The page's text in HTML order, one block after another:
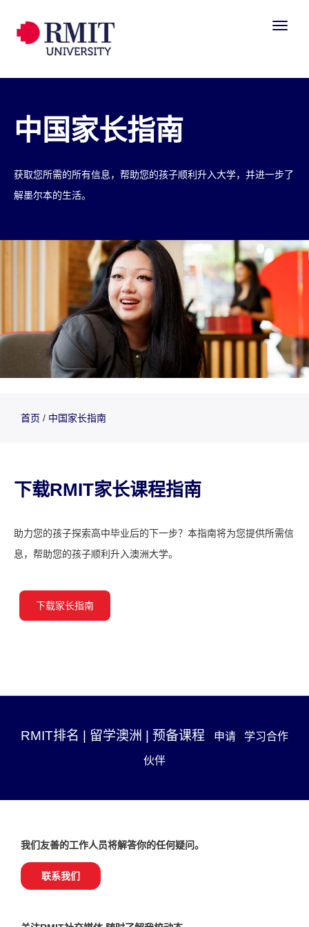
中国家长指南
获取您所需的所有信息，帮助您的孩子顺利升入大学，并进一步了
解墨尔本的生活。
首页 / 中国家长指南
​下载RMIT家长课程指南
助力您的孩子探索高中毕业后的下一步？本指南将为您提供所需信
息，帮助您的孩子顺利升入澳洲大学。
下载家长指南
RMIT排名 留学澳洲 预备课程 申请 学习合作
伙伴
我们友善的工作人员将解答你的任何疑问。
联系我们